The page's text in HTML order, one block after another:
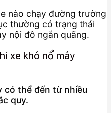
nào chạy đường trường
thường có trạng thái
nội đô ngắn quãng.
xe khó nổ máy
có thể đến từ nhiều
quy.